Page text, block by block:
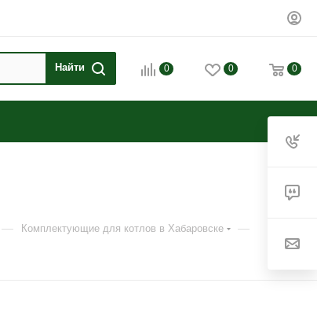
0 0 0
— Комплектующие для котлов в Хабаровске —